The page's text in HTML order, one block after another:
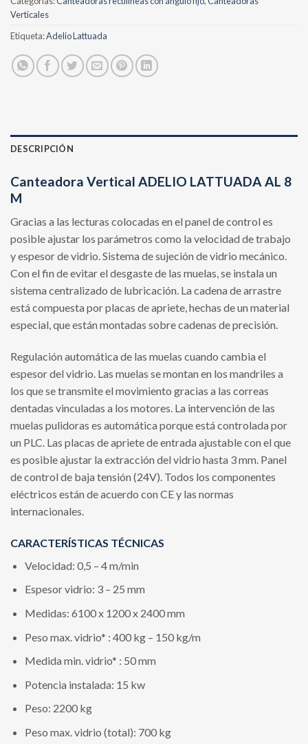
Verticales
Etiqueta:Adelio Lattuada
DESCRIPCIÓN
Canteadora Vertical ADELIO LATTUADA AL 8
M
Gracias a las lecturas colocadas en el panel de control es
posible ajustar los parámetros como la velocidad de trabajo
y espesor de vidrio. Sistema de sujeción de vidrio mecánico.
Con el fin de evitar el desgaste de las muelas, se instala un
sistema centralizado de lubricación. La cadena de arrastre
está compuesta por placas de apriete, hechas de un material
especial, que están montadas sobre cadenas de precisión.
Regulación automática de las muelas cuando cambia el
espesor del vidrio. Las muelas se montan en los mandriles a
los que se transmite el movimiento gracias a las correas
dentadas vinculadas a los motores. La intervención de las
muelas pulidoras es automática porque está controlada por
un PLC. Las placas de apriete de entrada ajustable con el que
es posible ajustar la extracción del vidrio hasta 3 mm. Panel
de control de baja tensión (24V). Todos los componentes
eléctricos están de acuerdo con CE y las normas
internacionales.
CARACTERÍSTICAS TÉCNICAS
Velocidad: 0,5 – 4 m/min
Espesor vidrio: 3 – 25 mm
Medidas: 6100 x 1200 x 2400 mm
Peso max. vidrio* : 400 kg – 150 kg/m
Medida min. vidrio* : 50 mm
Potencia instalada: 15 kw
Peso: 2200 kg
Peso max. vidrio (total): 700 kg